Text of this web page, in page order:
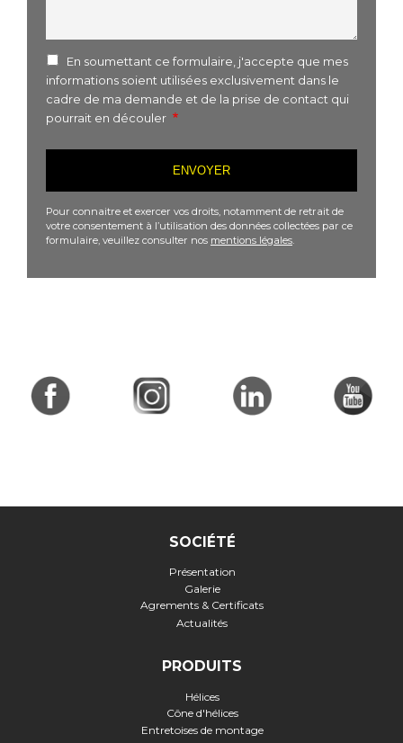
En soumettant ce formulaire, j'accepte que mes
informations soient utilisées exclusivement dans le
cadre de ma demande et de la prise de contact qui
pourrait en découler
Pour connaitre et exercer vos droits, notamment de retrait de
votre consentement à l’utilisation des données collectées par ce
formulaire, veuillez consulter nos mentions légales.
SOCIÉTÉ
Présentation
Galerie
Agrements & Certificats
Actualités
PRODUITS
Hélices
Cône d'hélices
Entretoises de montage